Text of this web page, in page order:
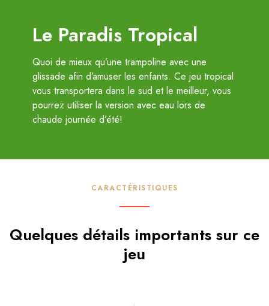
Le Paradis Tropical
Quoi de mieux qu’une trampoline avec une
glissade afin d’amuser les enfants. Ce jeu tropical
vous transportera dans le sud et le meilleur, vous
pourrez utiliser la version avec eau lors de
chaude journée d’été!
CARACTÉRISTIQUES
Quelques détails importants sur ce
jeu